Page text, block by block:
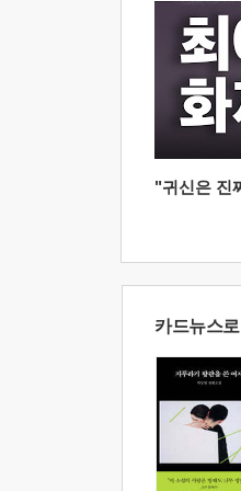
"귀신은 진
카드뉴스